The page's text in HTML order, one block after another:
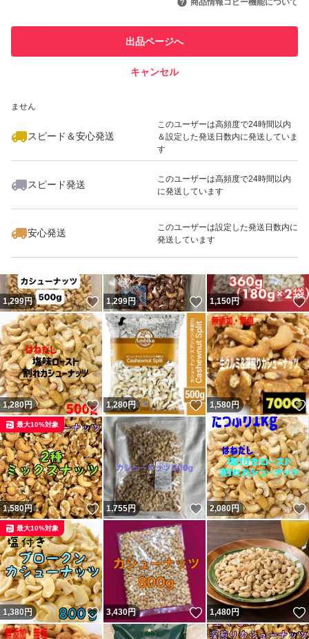
での取引実績があります
ません
スピード＆安心発送
このユーザーは高頻度で24時間以内
＆設定した発送日数内に発送していま
す
スピード発送
このユーザーは高頻度で24時間以内
に発送しています
安心発送
このユーザーは設定した発送日数内に
発送しています
商品情報コピー機能について
出品ページへ
キャンセル
いいね！
1,880
1,299円 いいね！
1,299円 いいね！
1,150円
1,280円 いいね！
1,280円 いいね！
1,580円
1,580円 いいね！
最大10%対象
1,755円 いいね！
2,080円
1,380円 いいね！
最大10%対象
3,430円 いいね！
1,480円